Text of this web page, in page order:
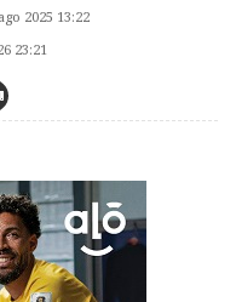
2025 13:22
23:21